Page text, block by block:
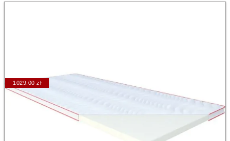
1029.00 zł